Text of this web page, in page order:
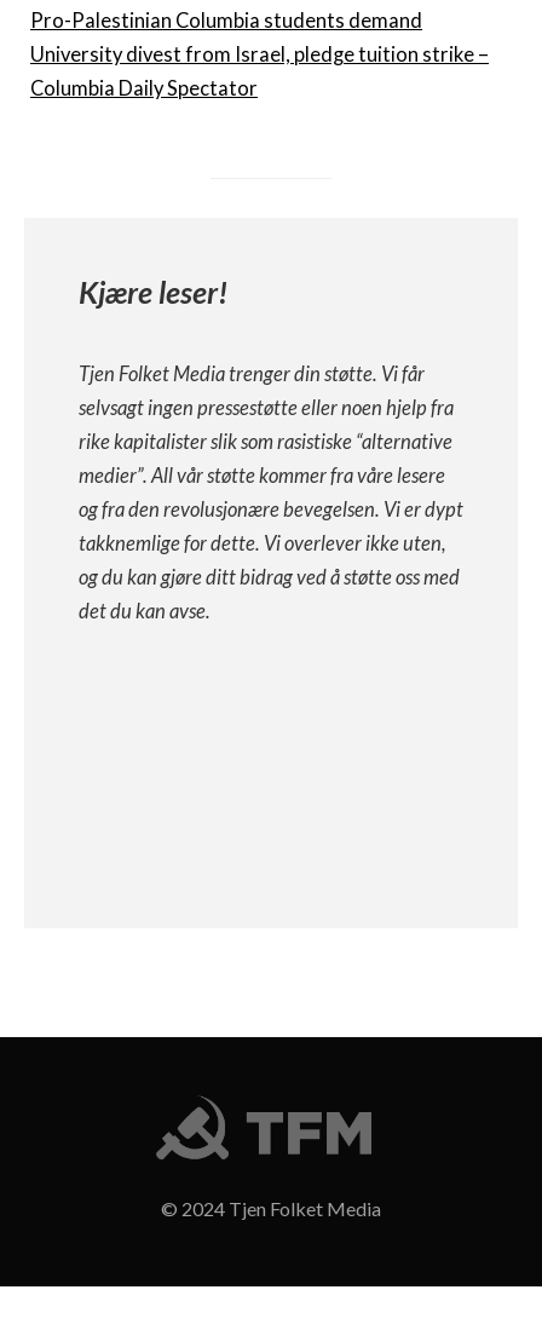
Pro-Palestinian Columbia students demand
University divest from Israel, pledge tuition strike –
Columbia Daily Spectator
Kjære leser!
Tjen Folket Media trenger din støtte. Vi får
selvsagt ingen pressestøtte eller noen hjelp fra
rike kapitalister slik som rasistiske “alternative
medier”. All vår støtte kommer fra våre lesere
og fra den revolusjonære bevegelsen. Vi er dypt
takknemlige for dette. Vi overlever ikke uten,
og du kan gjøre ditt bidrag ved å støtte oss med
det du kan avse.
© 2024 Tjen Folket Media